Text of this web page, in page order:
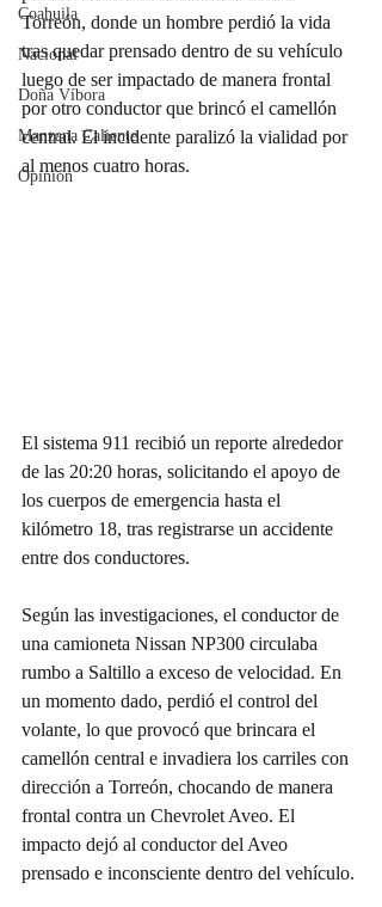
Coahuila
Nacional
Doña Víbora
Manzana Caliente
Opinión
Torreón, donde un hombre perdió la vida
tras quedar prensado dentro de su vehículo
luego de ser impactado de manera frontal
por otro conductor que brincó el camellón
central. El incidente paralizó la vialidad por
al menos cuatro horas.
El sistema 911 recibió un reporte alrededor
de las 20:20 horas, solicitando el apoyo de
los cuerpos de emergencia hasta el
kilómetro 18, tras registrarse un accidente
entre dos conductores.
Según las investigaciones, el conductor de
una camioneta Nissan NP300 circulaba
rumbo a Saltillo a exceso de velocidad. En
un momento dado, perdió el control del
volante, lo que provocó que brincara el
camellón central e invadiera los carriles con
dirección a Torreón, chocando de manera
frontal contra un Chevrolet Aveo. El
impacto dejó al conductor del Aveo
prensado e inconsciente dentro del vehículo.